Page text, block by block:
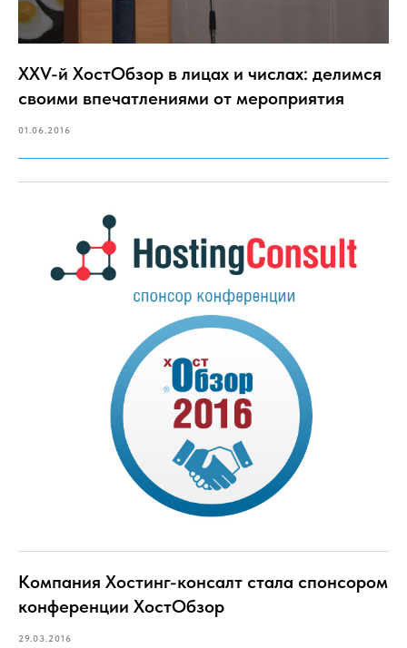
XXV-й ХостОбзор в лицах и числах: делимся
своими впечатлениями от мероприятия
01.06.2016
Компания Хостинг-консалт стала спонсором
конференции ХостОбзор
29.03.2016